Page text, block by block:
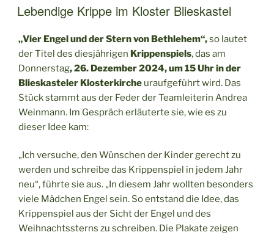
AM
Lebendige Krippe im Kloster Blieskastel
„Vier Engel und der Stern von Bethlehem“,so lautet
der Titel des diesjährigen Krippenspiels, das am
Donnerstag, 26. Dezember 2024, um 15 Uhr in der
Blieskasteler Klosterkirche uraufgeführt wird. Das
Stück stammt aus der Feder der Teamleiterin Andrea
Weinmann. Im Gespräch erläuterte sie, wie es zu
dieser Idee kam:
„Ich versuche, den Wünschen der Kinder gerecht zu
werden und schreibe das Krippenspiel in jedem Jahr
neu“, führte sie aus. „In diesem Jahr wollten besonders
viele Mädchen Engel sein. So entstand die Idee, das
Krippenspiel aus der Sicht der Engel und des
Weihnachtssterns zu schreiben. Die Plakate zeigen